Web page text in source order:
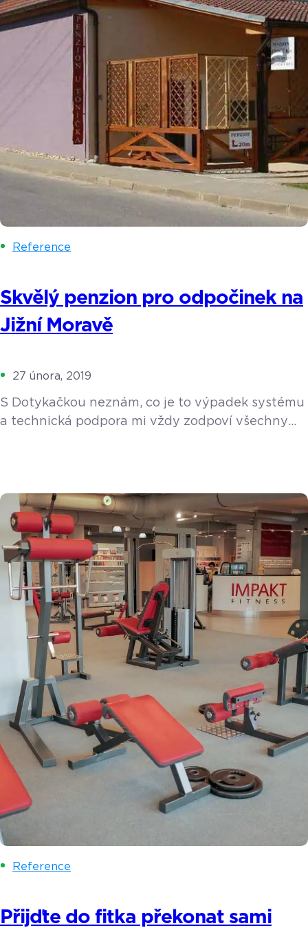
Reference
Skvělý penzion pro odpočinek na
Jižní Moravě
27 února, 2019
S Dotykačkou neznám, co je to výpadek systému
a technická podpora mi vždy zodpoví všechny
by jednou z vašich zastávek měl být tradiční
rodinný Penzion U Toníčka, nacházející se
v malebné vísce Nový Šaldorf v těsné blízkosti
Znojma. Nový Šaldorf je znám […]
Reference
Přijďte do fitka překonat sami